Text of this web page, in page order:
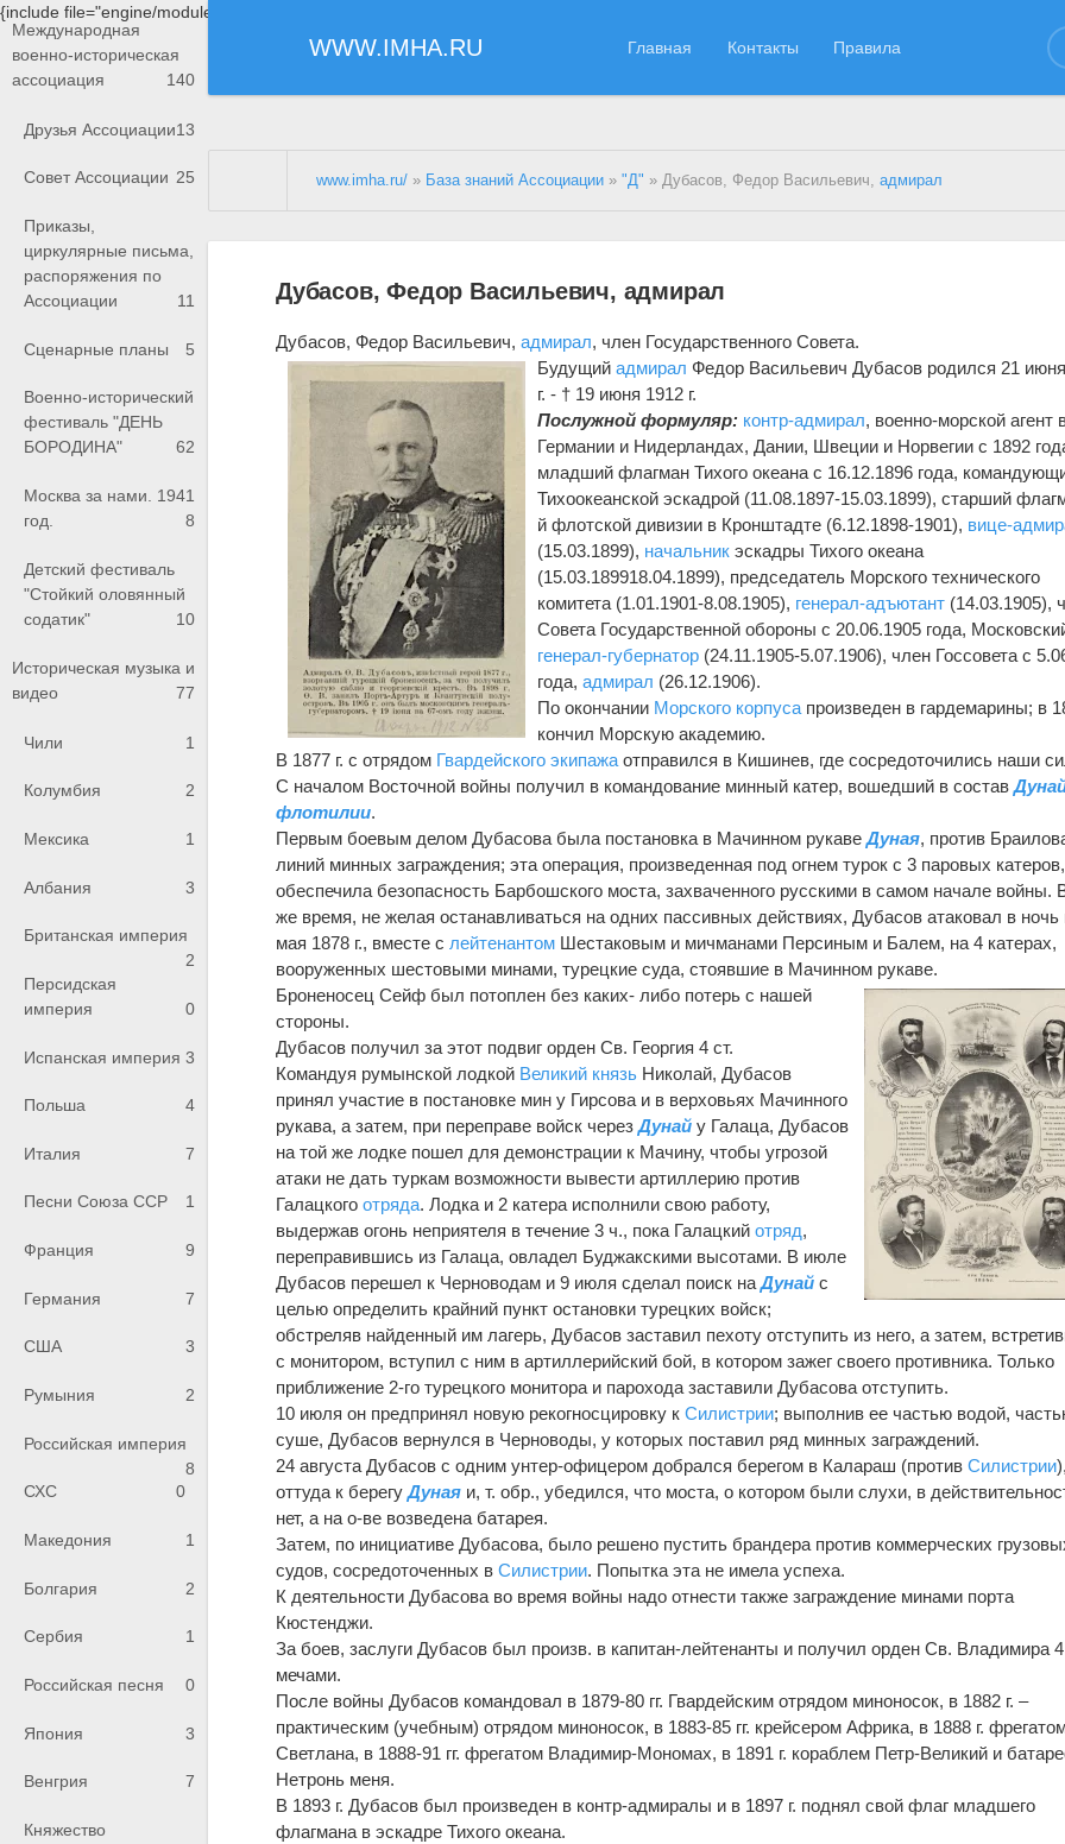
{include file="engine/modules/saperu/head.php"}
WWW.IMHA.RU Главная Контакты Правила
Международная
военно-историческая
ассоциация
140
Друзья Ассоциации13
Совет Ассоциации 25
Приказы,
циркулярные письма,
распоряжения по
Ассоциации
11
Сценарные планы 5
Военно-исторический
фестиваль "ДЕНЬ
БОРОДИНА"
62
Москва за нами. 1941
год.
8
Детский фестиваль
"Стойкий оловянный
содатик"
10
Историческая музыка и
видео
77
Чили 1
Колумбия 2
Мексика 1
Албания 3
Британская империя
2
Персидская
империя
0
Испанская империя 3
Польша 4
Италия 7
Песни Союза ССР 1
Франция 9
Германия 7
США 3
Румыния 2
Российская империя
8
СХС
0
Македония 1
Болгария 2
Сербия 1
Российская песня 0
Япония 3
Венгрия 7
Княжество
www.imha.ru/ » База знаний Ассоциации »"Д" » Дубасов, Федор Васильевич,адмирал
Дубасов, Федор Васильевич, адмирал
Дубасов, Федор Васильевич,адмирал, член Государственного Совета.
Будущийадмирал Федор Васильевич Дубасов родился 21
г. - † 19 июня 1912 г.
Послужной формуляр: контр-адмирал, военно-морской агент
Германии и Нидерландах, Дании, Швеции и Норвегии с 1892
младший флагман Тихого океана с 16.12.1896 года,
Тихоокеанской эскадрой (11.08.1897-15.03.1899), старший
й флотской дивизии в Кронштадте (6.12.1898-1901), вице-
(15.03.1899), начальник эскадры Тихого океана
(15.03.189918.04.1899), председатель Морского технического
комитета (1.01.1901-8.08.1905), генерал-адъютант (14.03.1905),
Совета Государственной обороны с 20.06.1905 года,
генерал-губернатор (24.11.1905-5.07.1906), член Госсовета с
года,адмирал (26.12.1906).
По окончании Морского корпуса произведен в гардемарины; в
кончил Морскую академию.
В 1877 г. с отрядом Гвардейского экипажа отправился в Кишинев, где сосредоточились наши
С началом Восточной войны получил в командование минный катер, вошедший в состав
флотилии.
Первым боевым делом Дубасова была постановка в Мачинном рукавеДуная, против
линий минных заграждения; эта операция, произведенная под огнем турок с 3 паровых катеров,
обеспечила безопасность Барбошского моста, захваченного русскими в самом начале войны.
же время, не желая останавливаться на одних пассивных действиях, Дубасов атаковал в ночь
мая 1878 г., вместе с лейтенантом Шестаковым и мичманами Персиным и Балем, на 4 катерах,
вооруженных шестовыми минами, турецкие суда, стоявшие в Мачинном рукаве.
Броненосец Сейф был потоплен без каких- либо потерь с нашей
стороны.
Дубасов получил за этот подвиг орден Св. Георгия 4 ст.
Командуя румынской лодкой Великий князь Николай, Дубасов
принял участие в постановке мин у Гирсова и в верховьях Мачинного
рукава, а затем, при переправе войск черезДунай у Галаца, Дубасов
на той же лодке пошел для демонстрации к Мачину, чтобы угрозой
атаки не дать туркам возможности вывести артиллерию против
Галацкогоотряда. Лодка и 2 катера исполнили свою работу,
выдержав огонь неприятеля в течение 3 ч., пока Галацкийотряд,
переправившись из Галаца, овладел Буджакскими высотами. В июле
Дубасов перешел к Черноводам и 9 июля сделал поиск наДунай с
целью определить крайний пункт остановки турецких войск;
обстреляв найденный им лагерь, Дубасов заставил пехоту отступить из него, а затем,
с монитором, вступил с ним в артиллерийский бой, в котором зажег своего противника. Только
приближение 2-го турецкого монитора и парохода заставили Дубасова отступить.
10 июля он предпринял новую рекогносцировку кСилистрии; выполнив ее частью водой,
суше, Дубасов вернулся в Черноводы, у которых поставил ряд минных заграждений.
24 августа Дубасов с одним унтер-офицером добрался берегом в Калараш (противСилистрии),
оттуда к берегуДуная и, т. обр., убедился, что моста, о котором были слухи, в
нет, а на о-ве возведена батарея.
Затем, по инициативе Дубасова, было решено пустить брандера против коммерческих
судов, сосредоточенных вСилистрии. Попытка эта не имела успеха.
К деятельности Дубасова во время войны надо отнести также заграждение минами порта
Кюстенджи.
За боев, заслуги Дубасов был произв. в капитан-лейтенанты и получил орден Св. Владимира 4
мечами.
После войны Дубасов командовал в 1879-80 гг. Гвардейским отрядом миноносок, в 1882 г. –
практическим (учебным) отрядом миноносок, в 1883-85 гг. крейсером Африка, в 1888 г.
Светлана, в 1888-91 гг. фрегатом Владимир-Мономах, в 1891 г. кораблем Петр-Великий и
Нeтронь меня.
В 1893 г. Дубасов был произведен в контр-адмиралы и в 1897 г. поднял свой флаг младшего
флагмана в эскадре Тихого океана.